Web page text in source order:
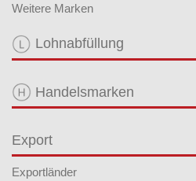
Weitere Marken
Lohnabfüllung
Handelsmarken
Export
Exportländer